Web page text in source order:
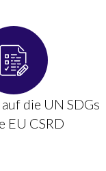
die UN SDGs
EU CSRD